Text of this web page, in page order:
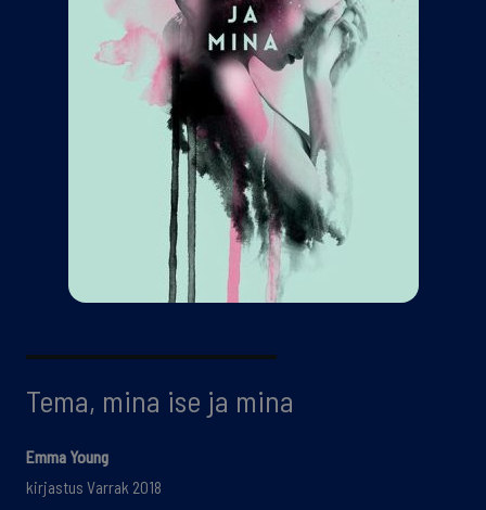
Tema, mina ise ja mina
Emma Young
kirjastus Varrak 2018